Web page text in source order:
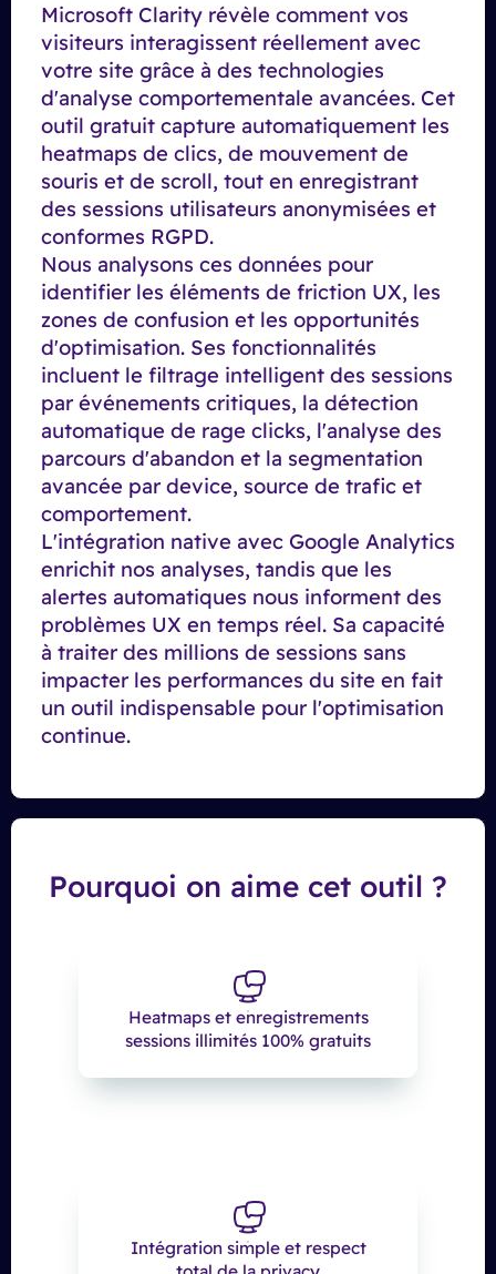
Microsoft Clarity révèle comment vos
visiteurs interagissent réellement avec
votre site grâce à des technologies
d'analyse comportementale avancées. Cet
outil gratuit capture automatiquement les
heatmaps de clics, de mouvement de
souris et de scroll, tout en enregistrant
des sessions utilisateurs anonymisées et
conformes RGPD.
Nous analysons ces données pour
identifier les éléments de friction UX, les
zones de confusion et les opportunités
d'optimisation. Ses fonctionnalités
incluent le filtrage intelligent des sessions
par événements critiques, la détection
automatique de rage clicks, l'analyse des
parcours d'abandon et la segmentation
avancée par device, source de trafic et
comportement.
L'intégration native avec Google Analytics
enrichit nos analyses, tandis que les
alertes automatiques nous informent des
problèmes UX en temps réel. Sa capacité
à traiter des millions de sessions sans
impacter les performances du site en fait
un outil indispensable pour l'optimisation
continue.
Pourquoi on aime cet outil ?
Heatmaps et enregistrements
sessions illimités 100% gratuits
Intégration simple et respect